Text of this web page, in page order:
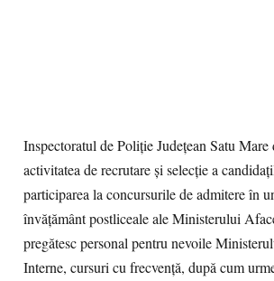
Inspectoratul de Poliţie Județean Satu Mare
activitatea de recrutare şi selecţie a
participarea la concursurile de admitere în
învăţământ postliceale ale Ministerului
pregătesc personal pentru nevoile
Interne, cursuri cu frecvenţă, după cum